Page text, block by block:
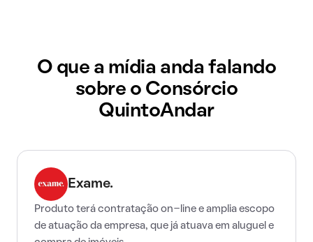
O que a mídia anda falando
sobre o Consórcio
QuintoAndar
Exame.
Produto terá contratação on-line e amplia escopo
de atuação da empresa, que já atuava em aluguel e